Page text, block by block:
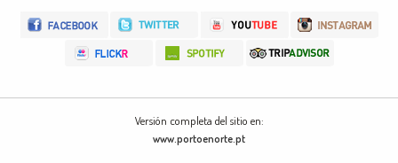
Versión completa del sitio en:
www.portoenorte.pt